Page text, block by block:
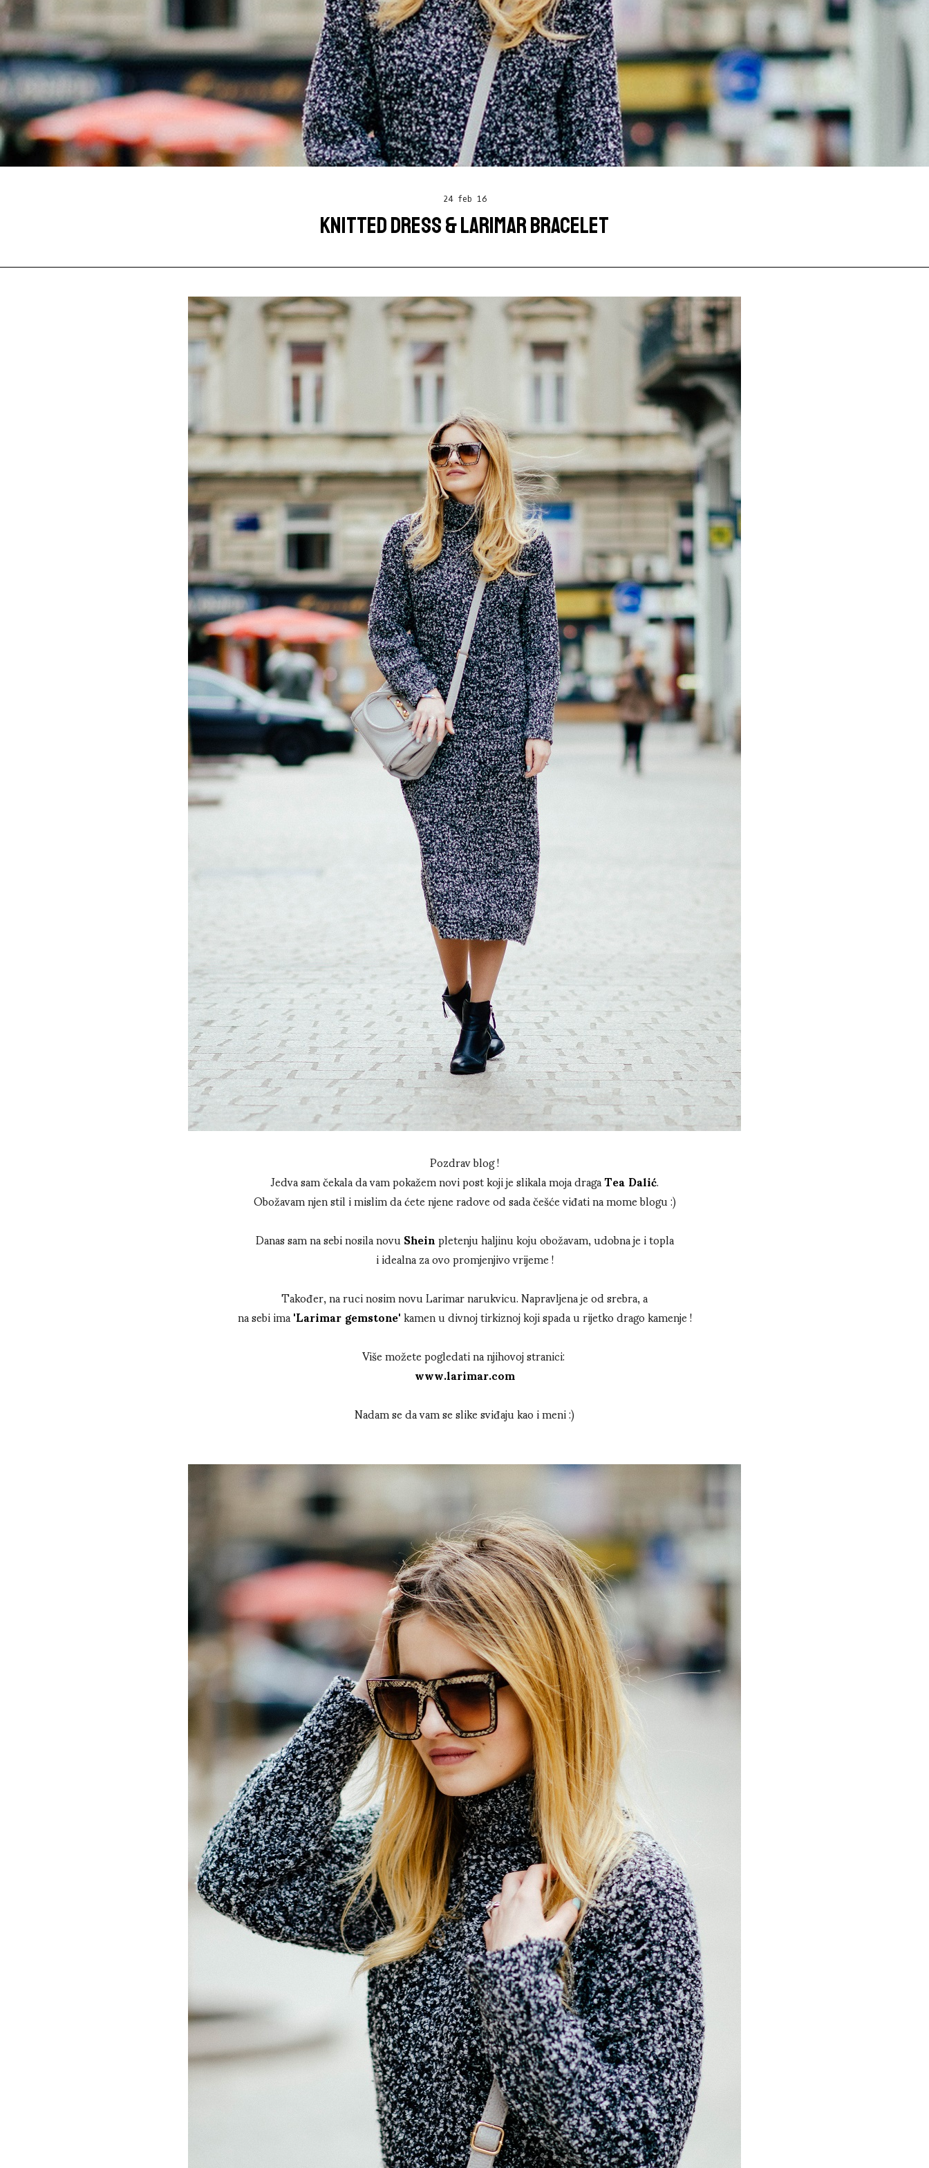
24 feb 16
KNITTED DRESS & LARIMAR BRACELET
Pozdrav blog !
Jedva sam čekala da vam pokažem novi post koji je slikala moja dragaTea Dalić.
Obožavam njen stil i mislim da ćete njene radove od sada češće viđati na mome blogu :)
Danas sam na sebi nosila novuSheinpletenju haljinu koju obožavam, udobna je i topla
i idealna za ovo promjenjivo vrijeme !
Također, na ruci nosim novu Larimar narukvicu. Napravljena je od srebra, a
na sebi ima'Larimar gemstone'kamen u divnoj tirkiznoj koji spada u rijetko drago kamenje !
Više možete pogledati na njihovoj stranici:
www.larimar.com
Nadam se da vam se slike sviđaju kao i meni :)